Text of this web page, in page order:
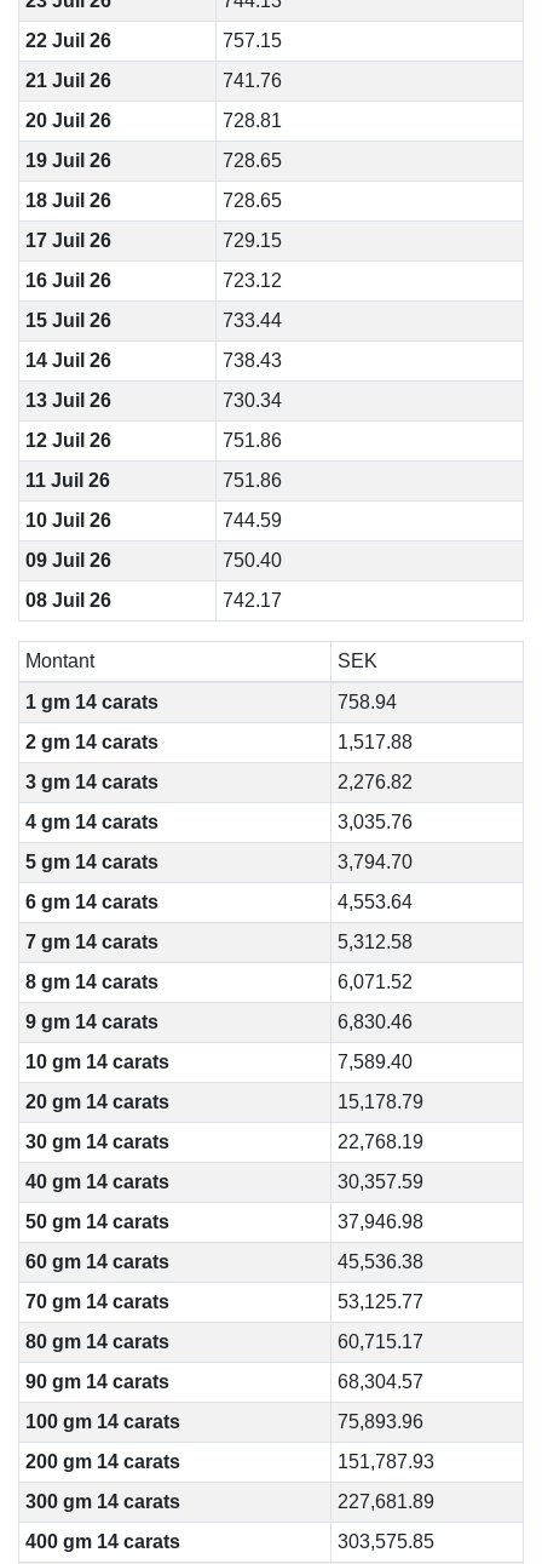
22 Juil 26
757.15
21 Juil 26
741.76
20 Juil 26
728.81
19 Juil 26
728.65
18 Juil 26
728.65
17 Juil 26
729.15
16 Juil 26
723.12
15 Juil 26
733.44
14 Juil 26
738.43
13 Juil 26
730.34
12 Juil 26
751.86
11 Juil 26
751.86
10 Juil 26
744.59
09 Juil 26
750.40
08 Juil 26
742.17
Montant
SEK
1 gm 14 carats
758.94
2 gm 14 carats
1,517.88
3 gm 14 carats
2,276.82
4 gm 14 carats
3,035.76
5 gm 14 carats
3,794.70
6 gm 14 carats
4,553.64
7 gm 14 carats
5,312.58
8 gm 14 carats
6,071.52
9 gm 14 carats
6,830.46
10 gm 14 carats
7,589.40
20 gm 14 carats
15,178.79
30 gm 14 carats
22,768.19
40 gm 14 carats
30,357.59
50 gm 14 carats
37,946.98
60 gm 14 carats
45,536.38
70 gm 14 carats
53,125.77
80 gm 14 carats
60,715.17
90 gm 14 carats
68,304.57
100 gm 14 carats
75,893.96
200 gm 14 carats
151,787.93
300 gm 14 carats
227,681.89
400 gm 14 carats
303,575.85